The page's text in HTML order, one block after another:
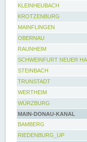
KLEINHEUBACH
KROTZENBURG
MAINFLINGEN
OBERNAU
RAUNHEIM
SCHWEINFURT NEUER
STEINBACH
TRUNSTADT
WERTHEIM
WÜRZBURG
MAIN-DONAU-KANAL
BAMBERG
RIEDENBURG_UP